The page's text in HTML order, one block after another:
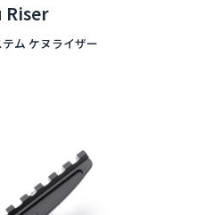
Riser
ム ケヌライザー